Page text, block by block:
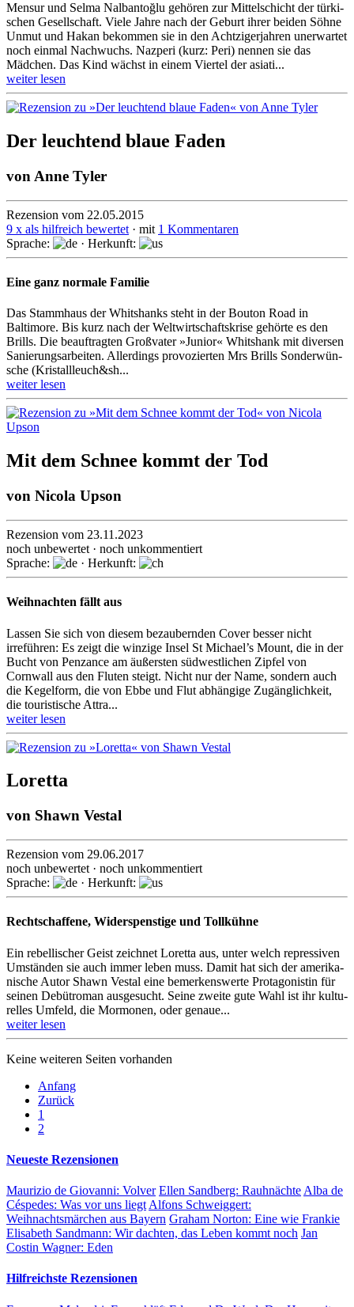
Mensur und Selma Nalbantoğlu gehören zur Mittel­schicht der türki­
schen Gesell­schaft. Viele Jahre nach der Geburt ihrer beiden Söhne
Unmut und Hakan bekommen sie in den Acht­ziger­jahren uner­wartet
noch einmal Nachwuchs. Nazperi (kurz: Peri) nennen sie das
Mädchen. Das Kind wächst in einem Viertel der asiati­...
weiter lesen
Der leuchtend blaue Faden
vonAnne Tyler
Rezension vom 22.05.2015
9 x als hilfreich bewertet · mit 1 Kommentaren
Sprache:
· Herkunft:
Eine ganz normale Familie
Das Stammhaus der Whitshanks steht in der Bouton Road in
Baltimore. Bis kurz nach der Welt­wirt­schafts­krise gehörte es den
Brills. Die beauftragten Großvater »Junior« Whitshank mit di­ver­sen
Sanie­rungsarbeiten. Allerdings provozierten Mrs Brills Son­der­wün­
sche (Kris­tall­leuch&sh...
weiter lesen
Mit dem Schnee kommt der Tod
von Nicola Upson
Rezension vom 23.11.2023
noch unbewertet · noch unkommentiert
Sprache:
· Herkunft:
Weihnachten fällt aus
Lassen Sie sich von diesem bezaubernden Cover besser nicht
irreführen: Es zeigt die winzige Insel St Michael’s Mount, die in der
Bucht von Penzance am äußersten südwest­lichen Zipfel von
Cornwall aus den Fluten steigt. Nicht nur der Name, sondern auch
die Kegelform, die von Ebbe und Flut abhängige Zugäng­lichkeit,
die touris­tische Attra...
weiter lesen
Loretta
von Shawn Vestal
Rezension vom 29.06.2017
noch unbewertet · noch unkommentiert
Sprache:
· Herkunft:
Rechtschaffene, Widerspenstige und Tollkühne
Ein rebellischer Geist zeichnet Loretta aus, unter welch repres­siven
Umständen sie auch immer leben muss. Damit hat sich der amerika­
nische Autor Shawn Vestal eine bemer­kens­werte Protago­nistin für
seinen Debüt­roman ausge­sucht. Seine zweite gute Wahl ist ihr kultu­
relles Umfeld, die Mormo­nen, oder genaue...
weiter lesen
Keine weiteren Seiten vorhanden
Anfang
Zurück
1
2
Neueste Rezensionen
Maurizio de Giovanni: Volver Ellen Sandberg: Rauhnächte Alba de
Céspedes: Was vor uns liegt Alfons Schweiggert:
Weihnachtsmärchen aus Bayern Graham Norton: Eine wie Frankie
Elisabeth Sandmann: Wir dachten, das Leben kommt noch Jan
Costin Wagner: Eden
Hilfreichste Rezensionen